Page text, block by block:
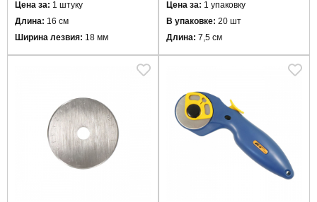
Цена за: 1 штуку
Длина: 16 см
Ширина лезвия: 18 мм
Цена за: 1 упаковку
В упаковке: 20 шт
Длина: 7,5 см